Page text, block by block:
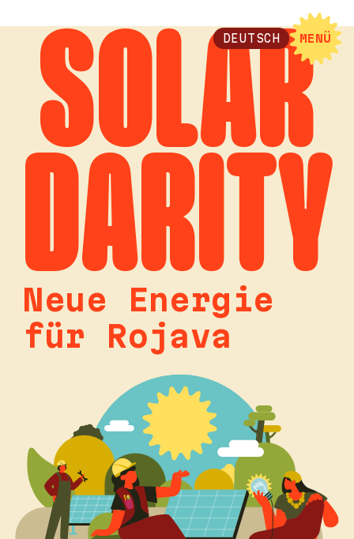
DEUTSCH MENÜ
SOLAR
DARITY
Neue Energie
für Rojava